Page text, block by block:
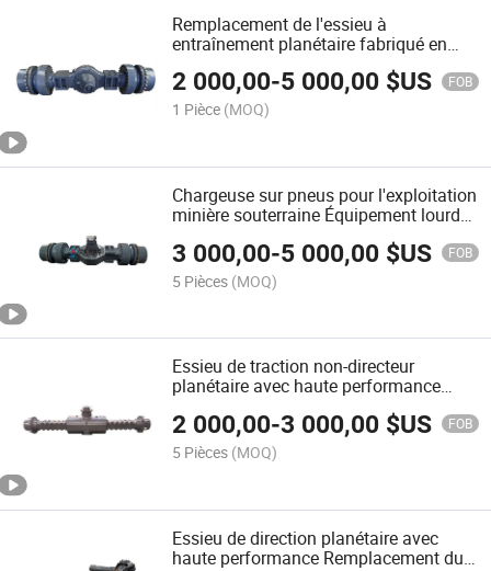
Remplacement de l'essieu à
entraînement planétaire fabriqué en
Chine par l'essieu Kessler D101
/D102/D106 ou Dana 20d
2 000,00-5 000,00 $US FOB
1 Pièce (MOQ)
Chargeuse sur pneus pour l'exploitation
minière souterraine Équipement lourd
Remplacement de Kessler D106
3 000,00-5 000,00 $US FOB
5 Pièces (MOQ)
Essieu de traction non-directeur
planétaire avec haute performance
remplaçant Dana Spicer 111
2 000,00-3 000,00 $US FOB
5 Pièces (MOQ)
Essieu de direction planétaire avec
haute performance Remplacement du